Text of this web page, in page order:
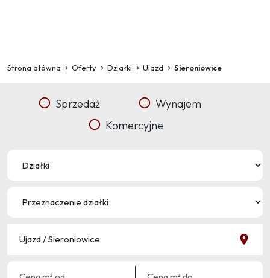
Strona główna Oferty Działki Ujazd Sieroniowice
Sprzedaż
Wynajem
Komercyjne